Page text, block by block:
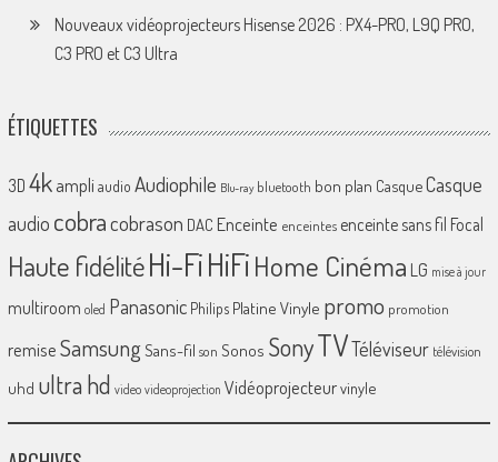
Nouveaux vidéoprojecteurs Hisense 2026 : PX4-PRO, L9Q PRO,
C3 PRO et C3 Ultra
ÉTIQUETTES
3D 4k ampliaudio Audiophile Blu-ray bluetooth bon plan CasqueCasque
audio cobracobrason DAC Enceinte enceintes enceinte sans fil Focal
Haute fidélitéHi-FiHiFiHome Cinéma LG mise à jour
multiroom oled Panasonic Philips Platine Vinyle promo promotion
remiseSamsungSans-fil son Sonos SonyTVTéléviseur télévision
uhd ultra hd video videoprojection Vidéoprojecteurvinyle